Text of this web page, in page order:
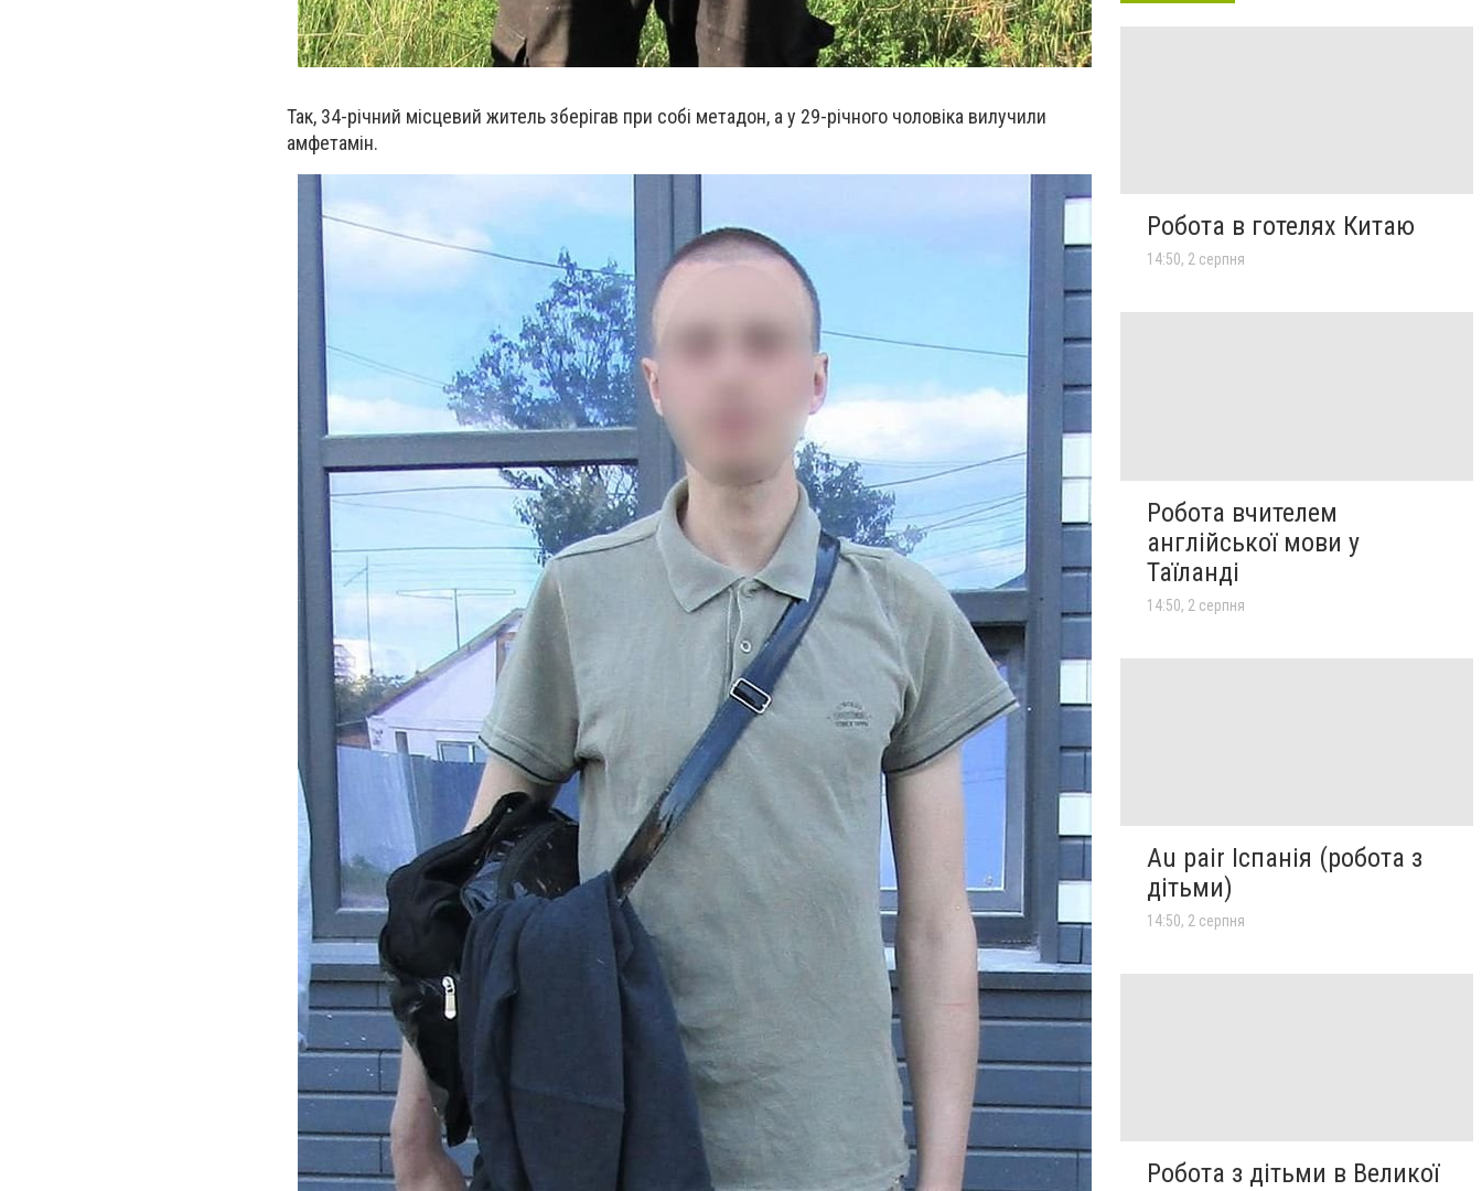
Так, 34-річний місцевий житель зберігав при собі метадон, а у 29-річного чоловіка вилучили
амфетамін.
Робота в готелях Китаю
14:50, 2 серпня
Робота вчителем
англійської мови у
Таїланді
14:50, 2 серпня
Au pair Іспанія (робота з
дітьми)
14:50, 2 серпня
Робота з дітьми в Великої